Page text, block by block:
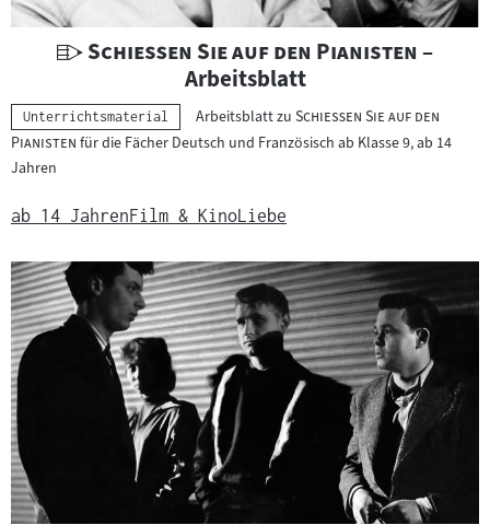
i
a
:
U
t
e
i
h
t
s
m
"
Schießen Sie auf den Pianisten "
–
Arbeitsblatt
Kategorie:
Unterrichtsmaterial Arbeitsblatt zu "
Schießen Sie auf den
Pianisten "für die Fächer Deutsch und Französisch ab Klasse 9, ab 14
Jahren
ab 14 JahrenFilm & KinoLiebe